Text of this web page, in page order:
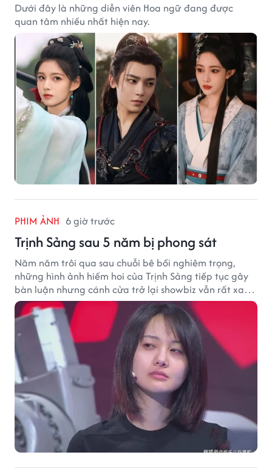
Dưới đây là những diễn viên Hoa ngữ đang được
quan tâm nhiều nhất hiện nay.
PHIM ẢNH 6 giờ trước
Trịnh Sảng sau 5 năm bị phong sát
Năm năm trôi qua sau chuỗi bê bối nghiêm trọng,
những hình ảnh hiếm hoi của Trịnh Sảng tiếp tục gây
bàn luận nhưng cánh cửa trở lại showbiz vẫn rất xa
vời.